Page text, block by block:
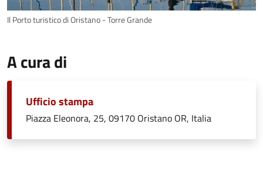
Il Porto turistico di Oristano - Torre Grande
A cura di
Ufficio stampa
Piazza Eleonora, 25, 09170 Oristano OR, Italia